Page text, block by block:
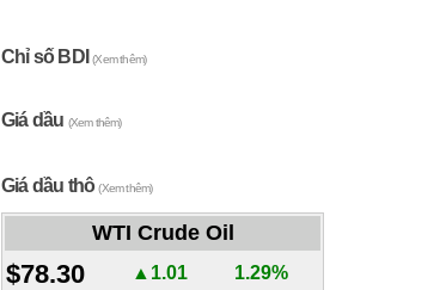
Chỉ số BDI(Xem thêm)
Giá dầu (Xem thêm)
Giá dầu thô(Xem thêm)
WTI Crude Oil
$78.30 ▲1.01 1.29%